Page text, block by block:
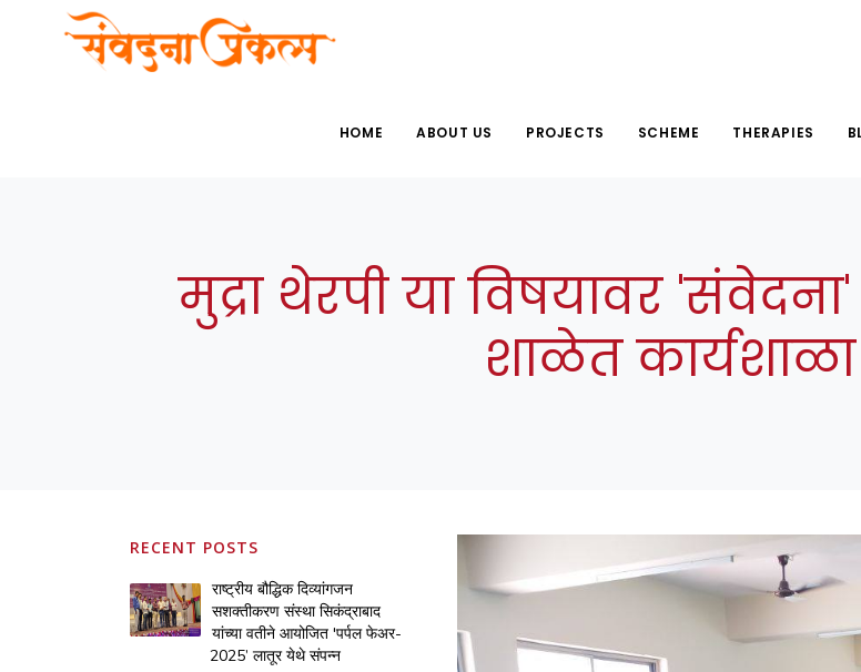
HOME ABOUT US PROJECTS SCHEME THERAPIES
मुद्रा थेरपी या विषयावर
शाळेत
RECENT POSTS
राष्ट्रीय बौद्धिक दिव्यांगजन
सशक्तीकरण संस्था सिकंद्राबाद
यांच्या वतीने आयोजित 'पर्पल फेअर-
2025’ लातूर येथे संपन्न